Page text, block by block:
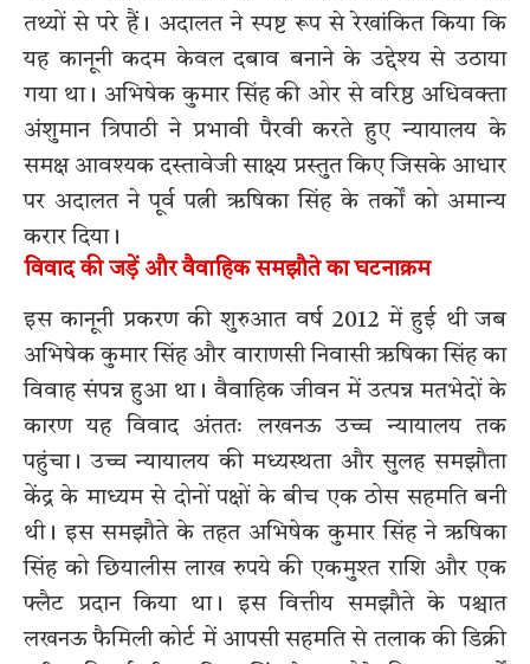
तथ्यों से परे हैं। अदालत ने स्पष्ट रूप से रेखांकित किया कि
यह कानूनी कदम केवल दबाव बनाने के उद्देश्य से उठाया
गया था। अभिषेक कुमार सिंह की ओर से वरिष्ठ अधिवक्ता
अंशुमान त्रिपाठी ने प्रभावी पैरवी करते हुए न्यायालय के
समक्ष आवश्यक दस्तावेजी साक्ष्य प्रस्तुत किए जिसके आधार
पर अदालत ने पूर्व पत्नी ऋषिका सिंह के तर्कों को अमान्य
करार दिया।
विवाद की जड़ें और वैवाहिक समझौते का घटनाक्रम
इस कानूनी प्रकरण की शुरुआत वर्ष 2012 में हुई थी जब
अभिषेक कुमार सिंह और वाराणसी निवासी ऋषिका सिंह का
विवाह संपन्न हुआ था। वैवाहिक जीवन में उत्पन्न मतभेदों के
कारण यह विवाद अंततः लखनऊ उच्च न्यायालय तक
पहुंचा। उच्च न्यायालय की मध्यस्थता और सुलह समझौता
केंद्र के माध्यम से दोनों पक्षों के बीच एक ठोस सहमति बनी
थी। इस समझौते के तहत अभिषेक कुमार सिंह ने ऋषिका
सिंह को छियालीस लाख रुपये की एकमुश्त राशि और एक
फ्लैट प्रदान किया था। इस वित्तीय समझौते के पश्चात
लखनऊ फैमिली कोर्ट में आपसी सहमति से तलाक की डिक्री